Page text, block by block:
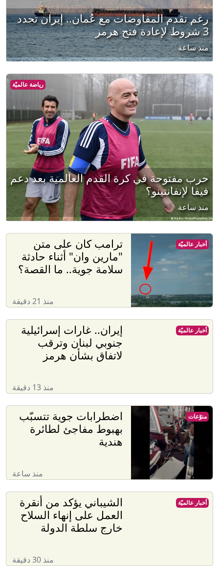
رغم تقدم المفاوضات مع عُمان.. إيران تحدد
3 شروط لإعادة فتح هرمز
منذ ساعة
رياضة عالميّة
حرب مفتوحة في كرة القدم العالمية بعد دعم
فيفا لإنفانتينو؟
منذ ساعة
ترامب كان على متن
"مارين وان" أثناء حادثة
سلامة جوية.. ما القصة؟
منذ 21 دقيقة
أخبار عالميّة
إيران.. غارات إسرائيلية
جنوبي لبنان وترقب
لاتفاق بشأن هرمز
منذ 13 دقيقة
أخبار عالميّة
اضطرابات جوية تتسبّب
بهبوط مفاجئ لطائرة
هندية
منذ ساعة
منوّعات
الشيباني يؤكد من أنقرة
العمل على إنهاء السلاح
خارج سلطة الدولة
منذ 30 دقيقة
أخبار عالميّة